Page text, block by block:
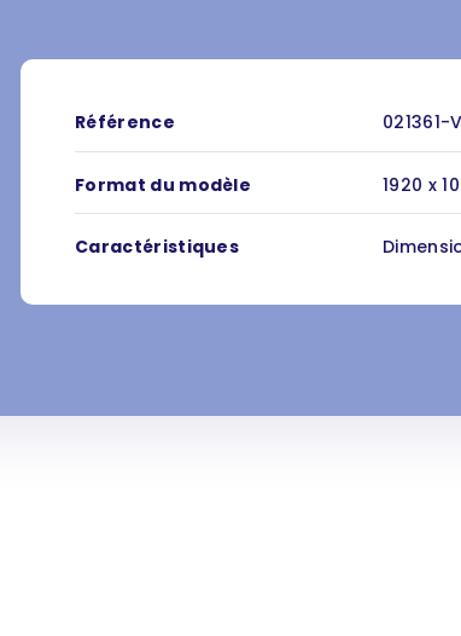
Référence 021361-
Format du modèle 1920 x
Caractéristiques